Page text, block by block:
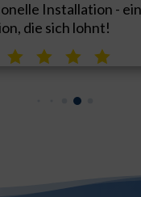
Installation -
die sich lohnt!